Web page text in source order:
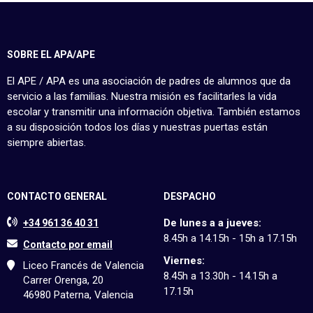
SOBRE EL APA/APE
El APE / APA es una asociación de padres de alumnos que da
servicio a las familias. Nuestra misión es facilitarles la vida
escolar y transmitir una información objetiva. También estamos
a su disposición todos los días y nuestras puertas están
siempre abiertas.
CONTACTO GENERAL
+34 961 36 40 31
Contacto por email
Liceo Francés de Valencia
Carrer Orenga, 20
46980 Paterna, Valencia
DESPACHO
De lunes a a jueves:
8.45h a 14.15h - 15h a 17.15h
Viernes:
8.45h a 13.30h - 14.15h a
17.15h